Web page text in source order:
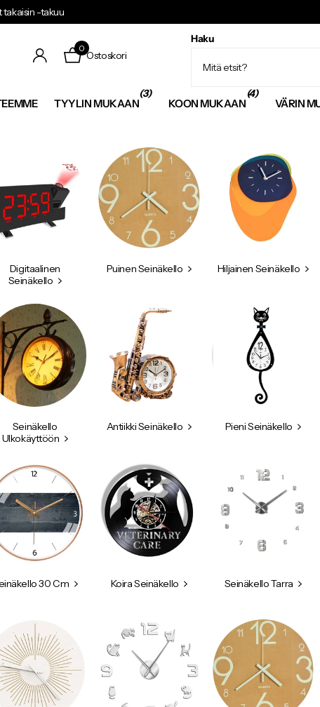
-takuu
Haku
0
Ostoskori
TYYLIN MUKAAN
(3)
KOON MUKAAN
(4)
VÄRIN
Digitaalinen
Seinäkello
Puinen Seinäkello Hiljainen Seinäkello
Seinäkello
Ulkokäyttöön
Antiikki Seinäkello Pieni Seinäkello
30 Cm Koira Seinäkello Seinäkello Tarra